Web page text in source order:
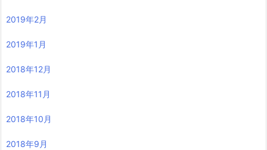
2019年2月
2019年1月
2018年12月
2018年11月
2018年10月
2018年9月